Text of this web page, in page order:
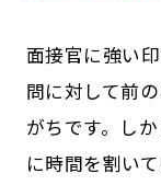
面接官に強い
問に対して前
がちです。し
に時間を割い